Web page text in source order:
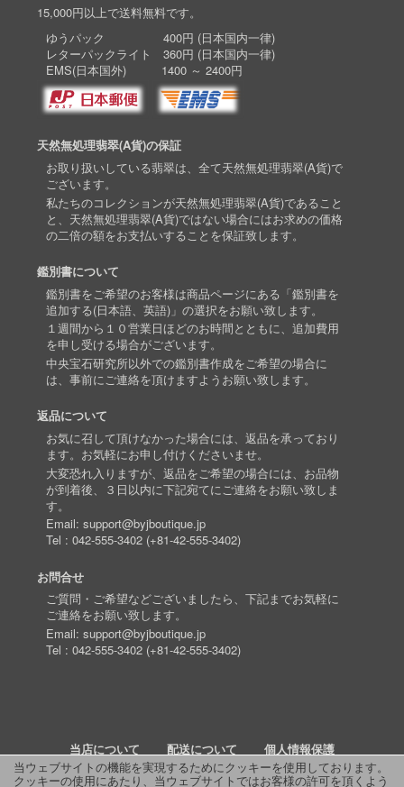
当ウェブサイトの機能を実現するためにクッキーを使用しております。
クッキーの使用にあたり、当ウェブサイトではお客様の許可を頂くよう
15,000円以上で送料無料です。
ゆうパック 400円 (日本国内一律)
レターパックライト 360円 (日本国内一律)
EMS(日本国外) 1400 ～ 2400円
天然無処理翡翠(A貨)の保証
お取り扱いしている翡翠は、全て天然無処理翡翠(A貨)で
ございます。
私たちのコレクションが天然無処理翡翠(A貨)であること
と、天然無処理翡翠(A貨)ではない場合にはお求めの価格
の二倍の額をお支払いすることを保証致します。
鑑別書について
鑑別書をご希望のお客様は商品ページにある「鑑別書を
追加する(日本語、英語)」の選択をお願い致します。
１週間から１０営業日ほどのお時間とともに、追加費用
を申し受ける場合がございます。
中央宝石研究所以外での鑑別書作成をご希望の場合に
は、事前にご連絡を頂けますようお願い致します。
返品について
お気に召して頂けなかった場合には、返品を承っており
ます。お気軽にお申し付けくださいませ。
大変恐れ入りますが、返品をご希望の場合には、お品物
が到着後、３日以内に下記宛てにご連絡をお願い致しま
す。
Email: support@byjboutique.jp
Tel : 042-555-3402(+81-42-555-3402)
お問合せ
ご質問・ご希望などございましたら、下記までお気軽に
ご連絡をお願い致します。
Email: support@byjboutique.jp
Tel : 042-555-3402(+81-42-555-3402)
当店について 配送について
個人情報保護
詳細検索
よくあるご質問 お問い合わせ RSS